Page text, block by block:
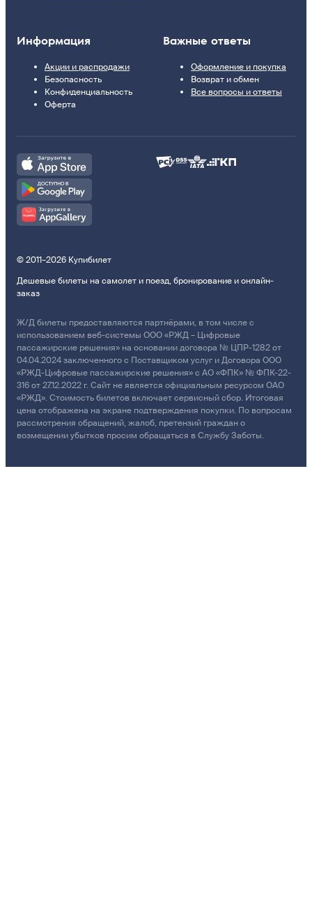
Информация
Акции и распродажи
Безопасность
Конфиденциальность
Оферта
Важные ответы
Оформление и покупка
Возврат и обмен
Все вопросы и ответы
© 2011–2026 Купибилет
Дешевые билеты на самолет и поезд, бронирование и онлайн-
заказ
Ж/Д билеты предоставляются партнёрами, в том числе с
использованием веб-системы ООО «РЖД – Цифровые
пассажирские решения» на основании договора № ЦПР-1282 от
04.04.2024 заключенного с Поставщиком услуг и Договора ООО
«РЖД-Цифровые пассажирские решения» с АО «ФПК» № ФПК-22-
316 от 27.12.2022 г. Сайт не является официальным ресурсом ОАО
«РЖД». Стоимость билетов включает сервисный сбор. Итоговая
цена отображена на экране подтверждения покупки. По вопросам
рассмотрения обращений, жалоб, претензий граждан о
возмещении убытков просим обращаться в Службу Заботы.